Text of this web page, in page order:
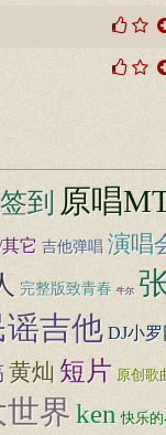
到 原唱
它 吉他弹唱 演唱
完整版致青春 牛尔
谣吉他 DJ小
黄灿 短片 原创歌
界ken 快乐